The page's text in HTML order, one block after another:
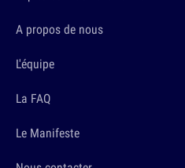
A propos de nous
L'équipe
La FAQ
Le Manifeste